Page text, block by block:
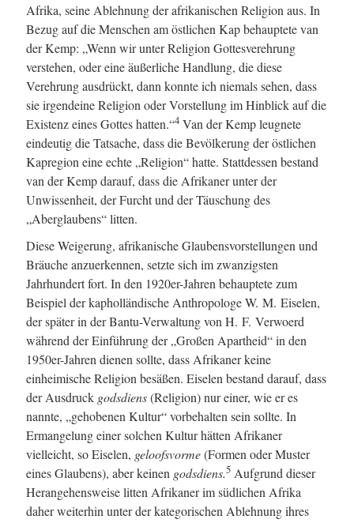
Afrika, seine Ablehnung der afrikanischen Religion aus. In
Bezug auf die Menschen am östlichen Kap behauptete van
der Kemp: „Wenn wir unter Religion Gottesverehrung
verstehen, oder eine äußerliche Handlung, die diese
Verehrung ausdrückt, dann konnte ich niemals sehen, dass
sie irgendeine Religion oder Vorstellung im Hinblick auf die
Existenz eines Gottes hatten.“4 Van der Kemp leugnete
eindeutig die Tatsache, dass die Bevölkerung der östlichen
Kapregion eine echte „Religion“ hatte. Stattdessen bestand
van der Kemp darauf, dass die Afrikaner unter der
Unwissenheit, der Furcht und der Täuschung des
„Aberglaubens“ litten.
Diese Weigerung, afrikanische Glaubensvorstellungen und
Bräuche anzuerkennen, setzte sich im zwanzigsten
Jahrhundert fort. In den 1920er-Jahren behauptete zum
Beispiel der kapholländische Anthropologe W. M. Eiselen,
der später in der Bantu-Verwaltung von H. F. Verwoerd
während der Einführung der „Großen Apartheid“ in den
1950er-Jahren dienen sollte, dass Afrikaner keine
einheimische Religion besäßen. Eiselen bestand darauf, dass
der Ausdruck godsdiens(Religion) nur einer, wie er es
nannte, „gehobenen Kultur“ vorbehalten sein sollte. In
Ermangelung einer solchen Kultur hätten Afrikaner
vielleicht, so Eiselen, geloofsvorme(Formen oder Muster
eines Glaubens), aber keinen godsdiens.5 Aufgrund dieser
Herangehensweise litten Afrikaner im südlichen Afrika
daher weiterhin unter der kategorischen Ablehnung ihres